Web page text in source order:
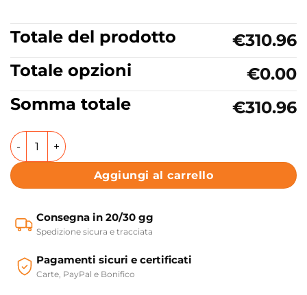
Totale del prodotto
€310.96
Totale opzioni
€0.00
Somma totale
€310.96
Mobile per lavabo a terra 2 ante con ripiano Colavene
Aggiungi al carrello
Consegna in 20/30 gg
Spedizione sicura e tracciata
Pagamenti sicuri e certificati
Carte, PayPal e Bonifico